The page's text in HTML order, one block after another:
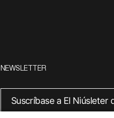
NEWSLETTER